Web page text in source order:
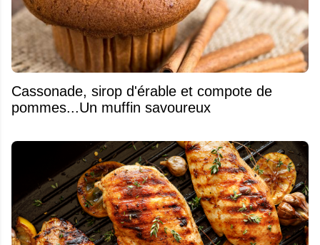
​Cassonade, sirop d'érable et compote de
pommes...Un muffin savoureux